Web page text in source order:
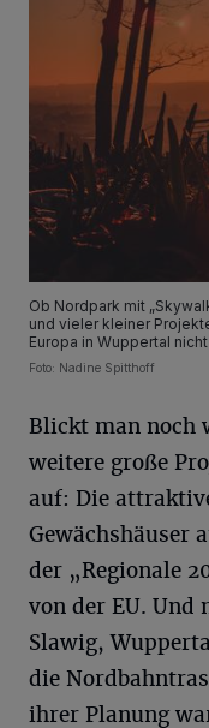
Ob Nordpark mit
und vieler kleiner
Europa in Wuppertal
Foto: Nadine Spitthoff
Blickt man noch
weitere große
auf: Die
Gewächshäuser
der „Regionale
von der EU. Und
Slawig,
die
ihrer Planung